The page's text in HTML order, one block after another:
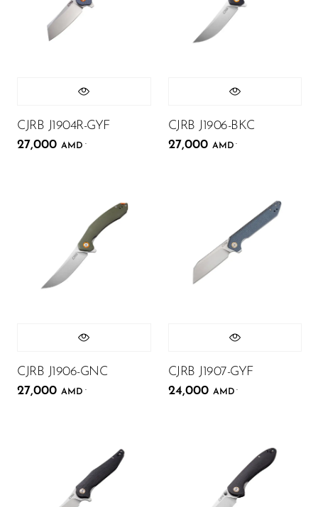
CJRB J1904R-GYF
27,000 AMD .
CJRB J1906-BKC
27,000 AMD .
CJRB J1906-GNC
27,000 AMD .
CJRB J1907-GYF
24,000 AMD .